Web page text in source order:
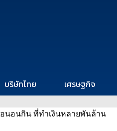
บริษัทไทย เศรษฐกิจ